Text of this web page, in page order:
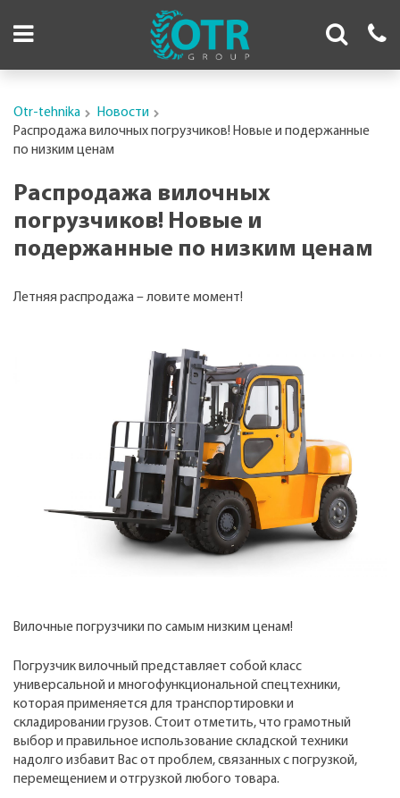
Otr-tehnika
Новости
Распродажа вилочных погрузчиков! Новые и подержанные
по низким ценам
Распродажа вилочных
погрузчиков! Новые и
подержанные по низким ценам
Летняя распродажа – ловите момент!
Вилочные погрузчики по самым низким ценам!
Погрузчик вилочный представляет собой класс
универсальной и многофункциональной спецтехники,
которая применяется для транспортировки и
складировании грузов. Стоит отметить, что грамотный
выбор и правильное использование складской техники
надолго избавит Вас от проблем, связанных с погрузкой,
перемещением и отгрузкой любого товара.